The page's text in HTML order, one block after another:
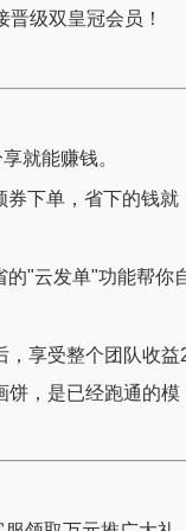
级双皇冠会员！
就能赚钱。
券下单，省下的钱就
的"云发单"功能帮你
，享受整个团队收益
饼，是已经跑通的模